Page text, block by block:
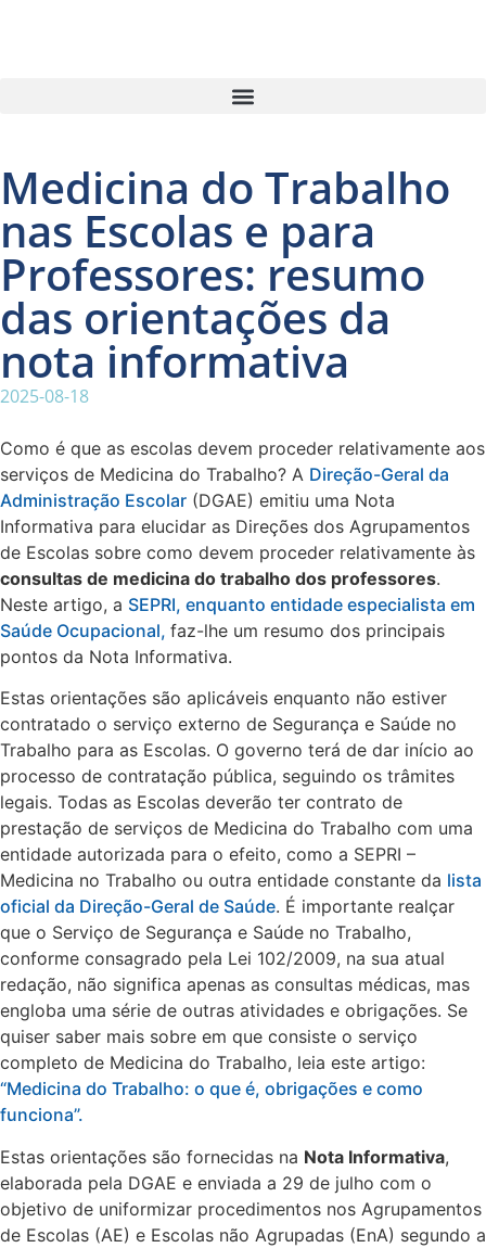
Medicina do Trabalho
nas Escolas e para
Professores: resumo
das orientações da
nota informativa
2025-08-18
Como é que as escolas devem proceder relativamente aos
serviços de Medicina do Trabalho? A Direção-Geral da
Administração Escolar (DGAE) emitiu uma Nota
Informativa para elucidar as Direções dos Agrupamentos
de Escolas sobre como devem proceder relativamente às
consultas de medicina do trabalho dos professores.
Neste artigo, a SEPRI, enquanto entidade especialista em
Saúde Ocupacional, faz-lhe um resumo dos principais
pontos da Nota Informativa.
Estas orientações são aplicáveis enquanto não estiver
contratado o serviço externo de Segurança e Saúde no
Trabalho para as Escolas. O governo terá de dar início ao
processo de contratação pública, seguindo os trâmites
legais. Todas as Escolas deverão ter contrato de
prestação de serviços de Medicina do Trabalho com uma
entidade autorizada para o efeito, como a SEPRI –
Medicina no Trabalho ou outra entidade constante da lista
oficial da Direção-Geral de Saúde. É importante realçar
que o Serviço de Segurança e Saúde no Trabalho,
conforme consagrado pela Lei 102/2009, na sua atual
redação, não significa apenas as consultas médicas, mas
engloba uma série de outras atividades e obrigações. Se
quiser saber mais sobre em que consiste o serviço
completo de Medicina do Trabalho, leia este artigo:
“Medicina do Trabalho: o que é, obrigações e como
funciona”.
Estas orientações são fornecidas na Nota Informativa,
elaborada pela DGAE e enviada a 29 de julho com o
objetivo de uniformizar procedimentos nos Agrupamentos
de Escolas (AE) e Escolas não Agrupadas (EnA) segundo a